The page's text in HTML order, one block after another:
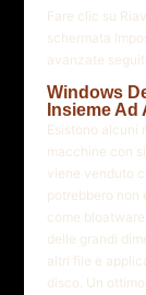
Fare clic su
schermata
avanzate
Windows
Insieme
Esistono alcuni
macchine con
viene venduto
potrebbero non
come
delle grandi
altri file e
disco. Un